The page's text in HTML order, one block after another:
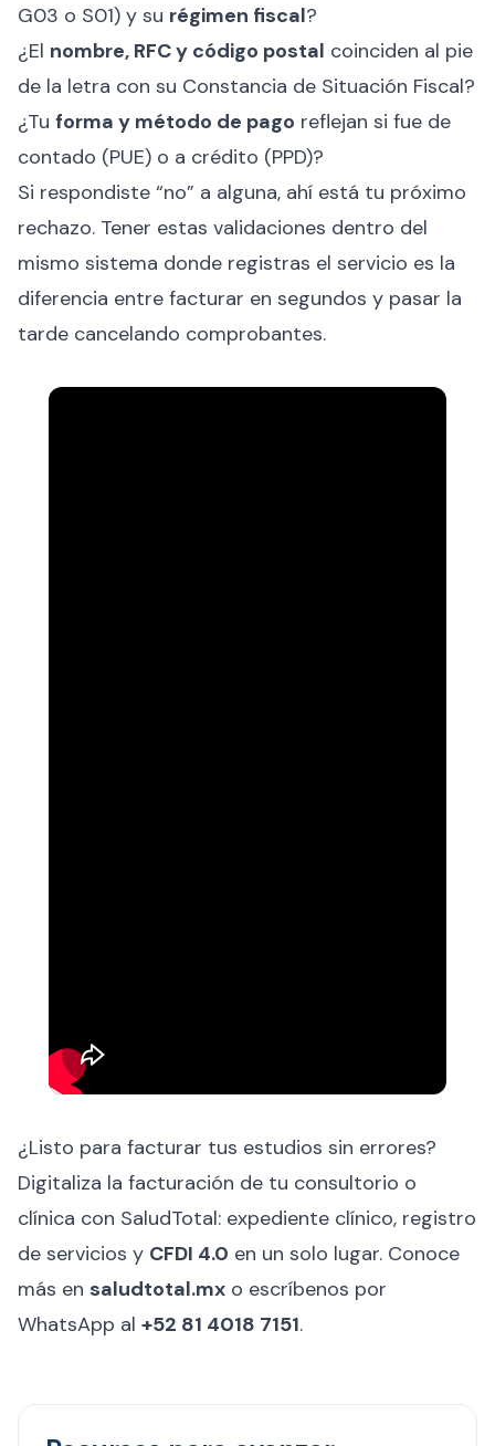
G03 o S01) y su régimen fiscal?
¿El nombre, RFC y código postal coinciden al pie
de la letra con su Constancia de Situación Fiscal?
¿Tu forma y método de pago reflejan si fue de
contado (PUE) o a crédito (PPD)?
Si respondiste “no” a alguna, ahí está tu próximo
rechazo. Tener estas validaciones dentro del
mismo sistema donde registras el servicio es la
diferencia entre facturar en segundos y pasar la
tarde cancelando comprobantes.
¿Listo para facturar tus estudios sin errores?
Digitaliza la facturación de tu consultorio o
clínica con SaludTotal: expediente clínico, registro
de servicios y CFDI 4.0 en un solo lugar. Conoce
más en saludtotal.mx o escríbenos por
WhatsApp al +52 81 4018 7151.